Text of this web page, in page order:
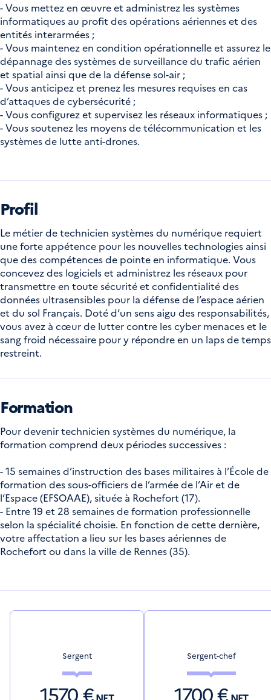
- Vous mettez en œuvre et administrez les systèmes
informatiques au profit des opérations aériennes et des
entités interarmées ;
- Vous maintenez en condition opérationnelle et assurez le
dépannage des systèmes de surveillance du trafic aérien
et spatial ainsi que de la défense sol-air ;
- Vous anticipez et prenez les mesures requises en cas
d’attaques de cybersécurité ;
- Vous configurez et supervisez les réseaux informatiques ;
- Vous soutenez les moyens de télécommunication et les
systèmes de lutte anti-drones.
Profil
Le métier de technicien systèmes du numérique requiert
une forte appétence pour les nouvelles technologies ainsi
que des compétences de pointe en informatique. Vous
concevez des logiciels et administrez les réseaux pour
transmettre en toute sécurité et confidentialité des
données ultrasensibles pour la défense de l’espace aérien
et du sol Français. Doté d’un sens aigu des responsabilités,
vous avez à cœur de lutter contre les cyber menaces et le
sang froid nécessaire pour y répondre en un laps de temps
restreint.
Formation
Pour devenir technicien systèmes du numérique, la
formation comprend deux périodes successives :
- 15 semaines d’instruction des bases militaires à l’École de
formation des sous-officiers de l’armée de l’Air et de
l’Espace (EFSOAAE), située à Rochefort (17).
- Entre 19 et 28 semaines de formation professionnelle
selon la spécialité choisie. En fonction de cette dernière,
votre affectation a lieu sur les bases aériennes de
Rochefort ou dans la ville de Rennes (35).
Sergent
1570€ NET
Sergent-chef
1700€ NET